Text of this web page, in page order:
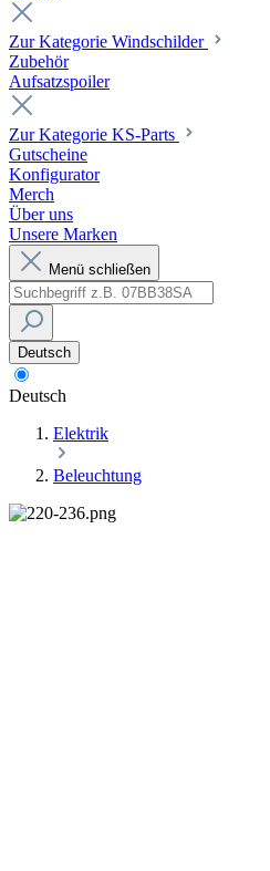
Zur Kategorie Windschilder
Zubehör
Aufsatzspoiler
Zur Kategorie KS-Parts
Gutscheine
Konfigurator
Merch
Über uns
Unsere Marken
Menü schließen
Deutsch
Deutsch
Elektrik
Beleuchtung